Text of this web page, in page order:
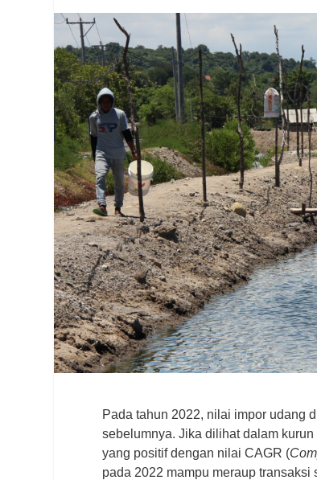
Pada tahun 2022, nilai impor udang
sebelumnya. Jika dilihat dalam
yang positif dengan nilai CAGR (
pada 2022 mampu meraup